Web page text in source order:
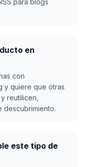
para blogs
en
con
y quiere que otras
reutilicen,
descubrimiento.
este tipo de